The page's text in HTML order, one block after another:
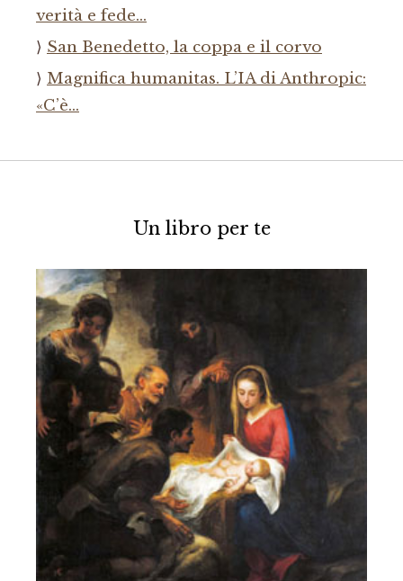
verità e fede…
San Benedetto, la coppa e il corvo
Magnifica humanitas. L’IA di Anthropic:
«C’è…
Un libro per te